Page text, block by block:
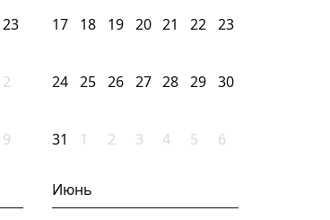
23
2
9
17 18 19 20 21 22 23
24 25 26 27 28 29 30
31 1 2 3 4 5 6
Июнь